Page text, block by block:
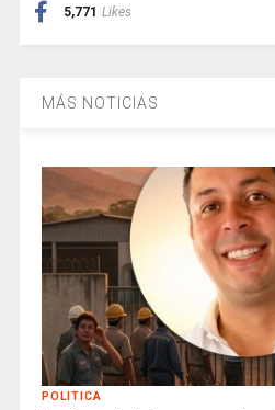
5,771 Likes
MÁS NOTICIAS
POLITICA